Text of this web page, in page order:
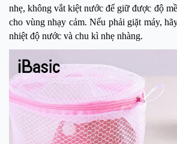
nhẹ, không vắt kiệt nước để giữ được độ
cho vùng nhạy cảm. Nếu phải giặt máy,
nhiệt độ nước và chu kì nhẹ nhàng.